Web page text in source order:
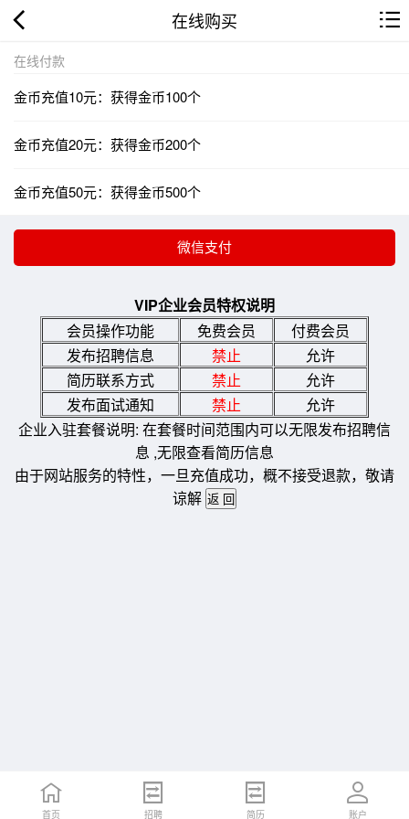
在线购买
在线付款
金币充值10元：获得金币100个
金币充值20元：获得金币200个
金币充值50元：获得金币500个
VIP企业会员特权说明
会员操作功能
免费会员
付费会员
发布招聘信息
禁止
允许
简历联系方式
禁止
允许
发布面试通知
禁止
允许
企业入驻套餐说明: 在套餐时间范围内可以无限发布招聘信
息 ,无限查看简历信息
由于网站服务的特性，一旦充值成功，概不接受退款，敬请
谅解
首页 招聘 简历 账户